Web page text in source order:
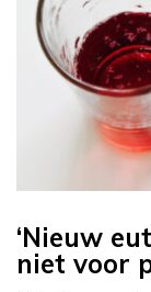
‘Nieuw
niet voor